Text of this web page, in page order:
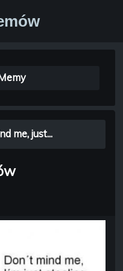
me, just...